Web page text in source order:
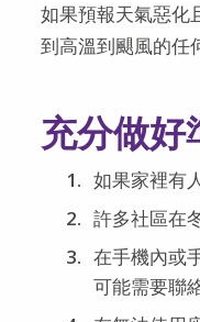
如果預報天氣惡化
到高溫到颶風的任
充分做好
如果家裡有
許多社區在
在手機內或
可能需要聯